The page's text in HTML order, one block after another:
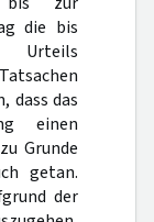
die bis
Urteils
dass das
einen
Grunde
getan.
der